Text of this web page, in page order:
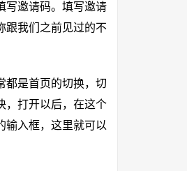
写邀请码。填写邀请
跟我们之前见过的不
都是首页的切换，切
，打开以后，在这个
输入框，这里就可以